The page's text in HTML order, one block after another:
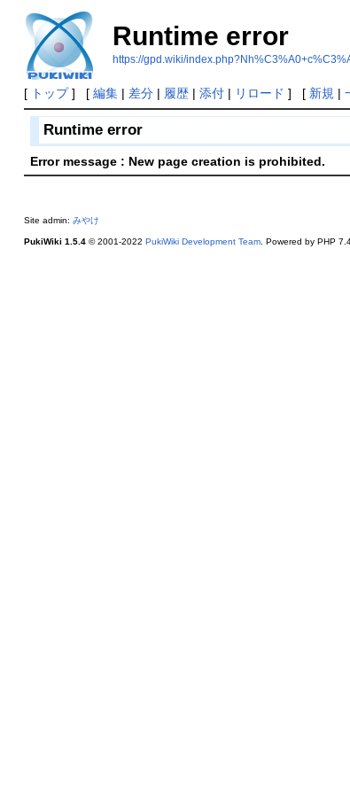
Runtime error
https://gpd.wiki/
[ トップ] [ 編集| 差分| 履歴| 添付| リロード ] [ 新規 |
Runtime error
Error message : New page creation is prohibited.
Site admin: みやけ
PukiWiki 1.5.4© 2001-2022 PukiWiki Development Team. Powered by PHP